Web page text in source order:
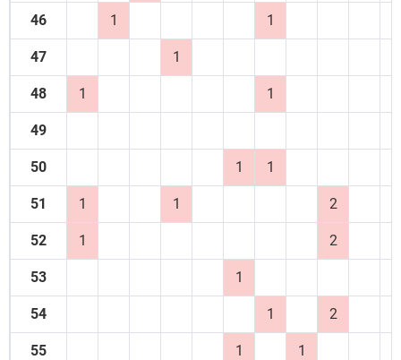
46 1 1
47 1
48 1 1
49
50 1 1
51 1 1 2
52 1 2
53 1
54 1 2
55 1 1